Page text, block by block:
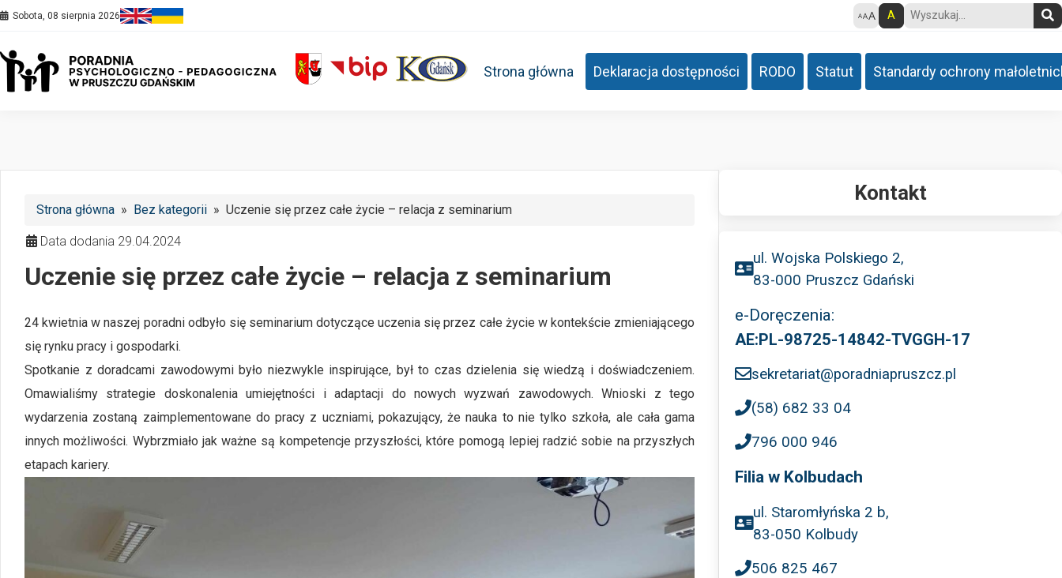
Sobota, 08 sierpnia 2026 A
Strona główna Deklaracja dostępności RODO Statut Standardy ochrony
Strona główna » Bez kategorii » Uczenie się przez całe życie – relacja z seminarium
Data dodania 29.04.2024
Uczenie się przez całe życie – relacja z seminarium
24 kwietnia w naszej poradni odbyło się seminarium dotyczące uczenia się przez całe życie w kontekście zmieniającego
się rynku pracy i gospodarki.
Spotkanie z doradcami zawodowymi było niezwykle inspirujące, był to czas dzielenia się wiedzą i doświadczeniem.
Omawialiśmy strategie doskonalenia umiejętności i adaptacji do nowych wyzwań zawodowych. Wnioski z tego
wydarzenia zostaną zaimplementowane do pracy z uczniami, pokazujący, że nauka to nie tylko szkoła, ale cała gama
innych możliwości. Wybrzmiało jak ważne są kompetencje przyszłości, które pomogą lepiej radzić sobie na przyszłych
etapach kariery.
Kontakt
ul. Wojska Polskiego 2,
83-000 Pruszcz Gdański
e-Doręczenia:
AE:PL-98725-14842-TVGGH-17
sekretariat@poradniapruszcz.pl
(58) 682 33 04
796 000 946
Filia w Kolbudach
ul. Staromłyńska 2 b,
83-050 Kolbudy
506 825 467